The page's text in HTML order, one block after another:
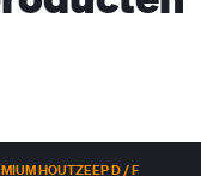
HOUTZEEP D / F